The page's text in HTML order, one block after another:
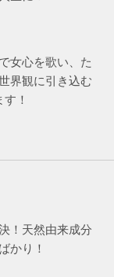
女心を歌い、た
界観に引き込む
！
！天然由来成分
かり！